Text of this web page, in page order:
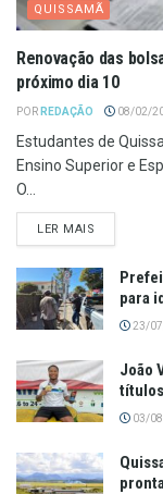
QUISSAMÃ
Renovação das
próximo dia 10
POR REDAÇÃO 08/02/
Estudantes de
Ensino Superior e
O...
LER MAIS
para
23/
João
03/